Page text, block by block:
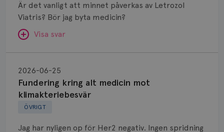
Är det vanligt att minnet påverkas av Letrozol
Viatris? Bör jag byta medicin?
Visa svar
SVAR:
Hej. Oavsett vilken hormonsänkande behandling
(men även cytostatika) man får så kan en del
uppleva negativ påverkan på minnet. Prata din
ÖVRIGT
Fundering kring alt medicin mot
klimakteriebesvär
2026-06-25
Jag har nyligen op för Her2 negativ. Ingen spridning
kring
medicin